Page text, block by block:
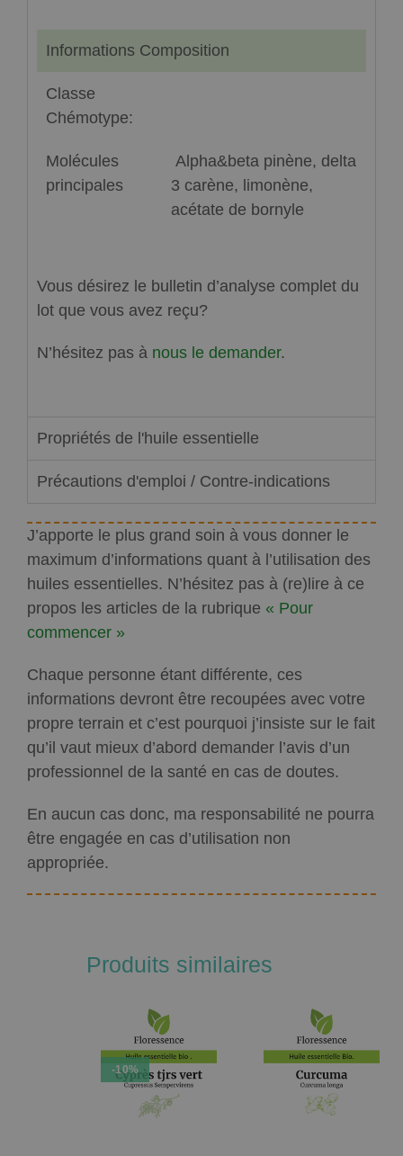
Informations Composition
Classe
Chémotype:
Molécules
principales
Alpha&beta pinène, delta
3 carène, limonène,
acétate de bornyle
Vous désirez le bulletin d’analyse complet du
lot que vous avez reçu?
N’hésitez pas à nous le demander.
Propriétés de l'huile essentielle
Précautions d'emploi / Contre-indications
J’apporte le plus grand soin à vous donner le
maximum d’informations quant à l’utilisation des
huiles essentielles. N’hésitez pas à (re)lire à ce
propos les articles de la rubrique « Pour
commencer »
Chaque personne étant différente, ces
informations devront être recoupées avec votre
propre terrain et c’est pourquoi j’insiste sur le fait
qu’il vaut mieux d’abord demander l’avis d’un
professionnel de la santé en cas de doutes.
En aucun cas donc, ma responsabilité ne pourra
être engagée en cas d’utilisation non
appropriée.
Produits similaires
-10%